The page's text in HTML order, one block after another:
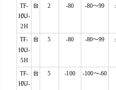
TF-
HXJ-
2H
台 2 -80 -80～99
TF-
HXJ-
5H
台 5 -80 -80～99
TF-
HXJ-
台 5 -100 -100～-60